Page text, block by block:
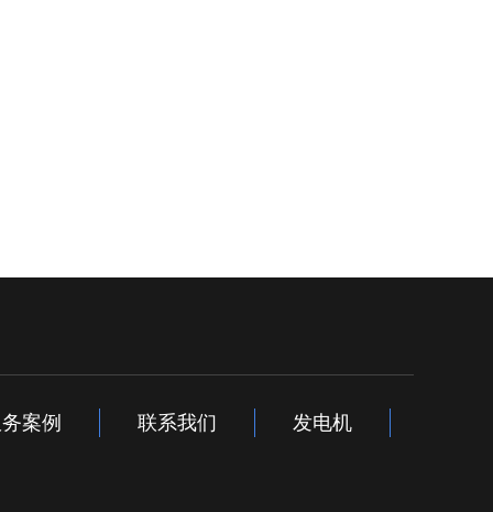
案例 联系我们 发电机